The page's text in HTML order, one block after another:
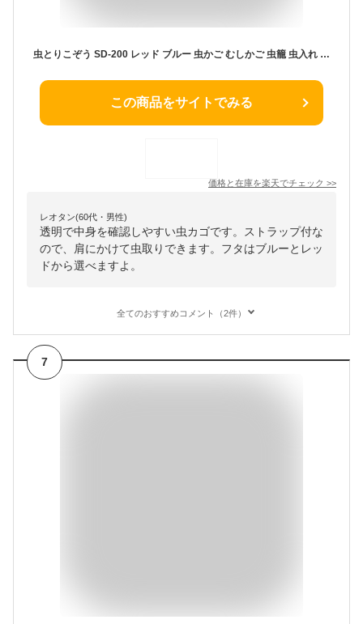
虫とりこぞう SD-200 レッド ブルー 虫かご むしかご 虫籠 虫入れ カブトムシ クワガタ 昆虫採取 夏休み 自由研究 飼育観察 アイリスオーヤマ Pet館 ペット館 楽天
この商品をサイトでみる
価格と在庫を楽天でチェック >>
レオタン(60代・男性)
透明で中身を確認しやすい虫カゴです。ストラップ付な
ので、肩にかけて虫取りできます。フタはブルーとレッ
ドから選べますよ。
全てのおすすめコメント（2件）
7